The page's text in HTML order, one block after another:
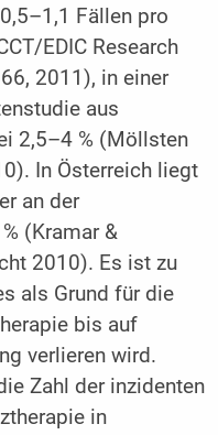
Fällen pro
EDIC Research
2011), in einer
aus
2,5–4 % (Möllsten
In Österreich liegt
an der
(Kramar &
2010). Es ist zu
als Grund für die
bis auf
verlieren wird.
Zahl der inzidenten
in